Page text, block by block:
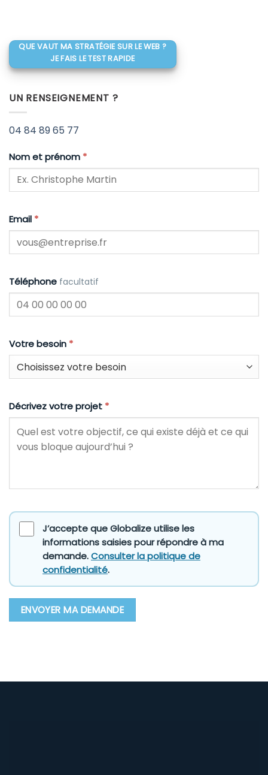
QUE VAUT MA STRATÉGIE SUR LE WEB ?
JE FAIS LE TEST RAPIDE
UN RENSEIGNEMENT ?
04 84 89 65 77
Nom et prénom *
Email *
Téléphone facultatif
Votre besoin *
Décrivez votre projet *
J’accepte que Globalize utilise les
informations saisies pour répondre à ma
demande.Consulter la politique de
confidentialité.